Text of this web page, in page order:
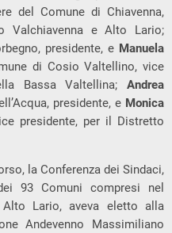
del Comune di Chiavenna,
Valchiavenna e Alto Lario;
presidente, e Manuela
di Cosio Valtellino, vice
Bassa Valtellina; Andrea
presidente, e Monica
presidente, per il Distretto
la Conferenza dei Sindaci,
93 Comuni compresi nel
Lario, aveva eletto alla
Andevenno Massimiliano